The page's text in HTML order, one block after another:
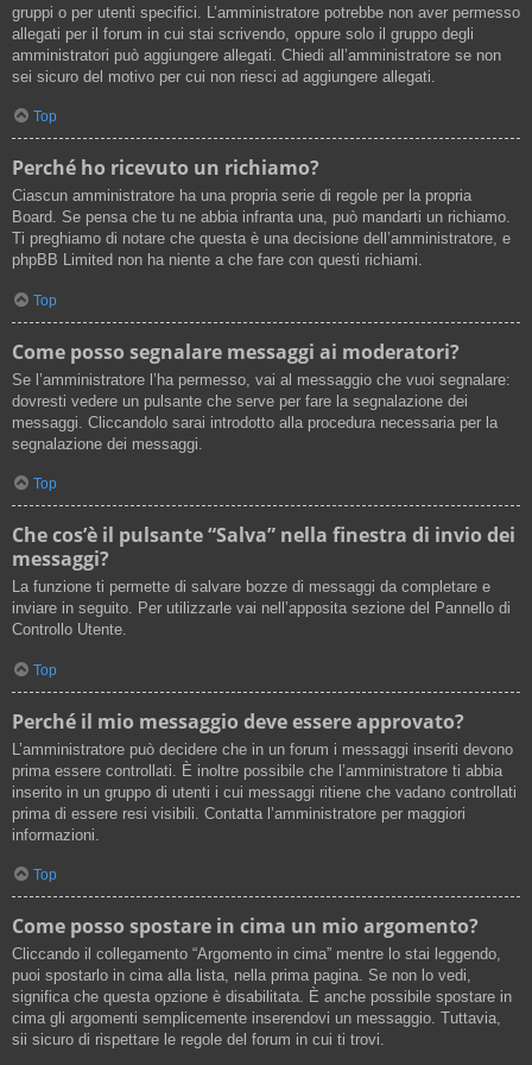
gruppi o per utenti specifici. L’amministratore potrebbe non aver permesso
allegati per il forum in cui stai scrivendo, oppure solo il gruppo degli
amministratori può aggiungere allegati. Chiedi all’amministratore se non
sei sicuro del motivo per cui non riesci ad aggiungere allegati.
Top
Perché ho ricevuto un richiamo?
Ciascun amministratore ha una propria serie di regole per la propria
Board. Se pensa che tu ne abbia infranta una, può mandarti un richiamo.
Ti preghiamo di notare che questa è una decisione dell’amministratore, e
phpBB Limited non ha niente a che fare con questi richiami.
Top
Come posso segnalare messaggi ai moderatori?
Se l’amministratore l’ha permesso, vai al messaggio che vuoi segnalare:
dovresti vedere un pulsante che serve per fare la segnalazione dei
messaggi. Cliccandolo sarai introdotto alla procedura necessaria per la
segnalazione dei messaggi.
Top
Che cos’è il pulsante “Salva” nella finestra di invio dei
messaggi?
La funzione ti permette di salvare bozze di messaggi da completare e
inviare in seguito. Per utilizzarle vai nell’apposita sezione del Pannello di
Controllo Utente.
Top
Perché il mio messaggio deve essere approvato?
L’amministratore può decidere che in un forum i messaggi inseriti devono
prima essere controllati. È inoltre possibile che l’amministratore ti abbia
inserito in un gruppo di utenti i cui messaggi ritiene che vadano controllati
prima di essere resi visibili. Contatta l’amministratore per maggiori
informazioni.
Top
Come posso spostare in cima un mio argomento?
Cliccando il collegamento “Argomento in cima” mentre lo stai leggendo,
puoi spostarlo in cima alla lista, nella prima pagina. Se non lo vedi,
significa che questa opzione è disabilitata. È anche possibile spostare in
cima gli argomenti semplicemente inserendovi un messaggio. Tuttavia,
sii sicuro di rispettare le regole del forum in cui ti trovi.